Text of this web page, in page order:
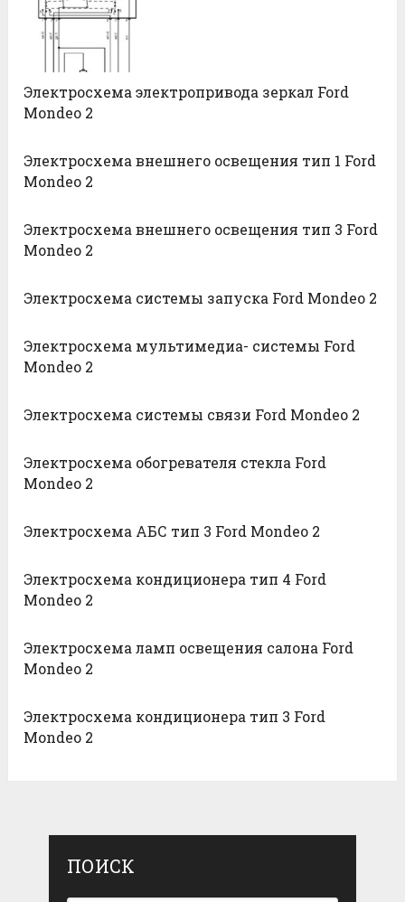
Электросхема электропривода зеркал Ford
Mondeo 2
Электросхема внешнего освещения тип 1 Ford
Mondeo 2
Электросхема внешнего освещения тип 3 Ford
Mondeo 2
Электросхема системы запуска Ford Mondeo 2
Электросхема мультимедиа- системы Ford
Mondeo 2
Электросхема системы связи Ford Mondeo 2
Электросхема обогревателя стекла Ford
Mondeo 2
Электросхема АБС тип 3 Ford Mondeo 2
Электросхема кондиционера тип 4 Ford
Mondeo 2
Электросхема ламп освещения салона Ford
Mondeo 2
Электросхема кондиционера тип 3 Ford
Mondeo 2
ПОИСК